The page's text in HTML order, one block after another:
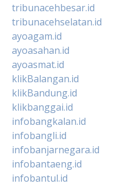
tribunacehbesar.id
tribunacehselatan.id
ayoagam.id
ayoasahan.id
ayoasmat.id
klikBalangan.id
klikBandung.id
klikbanggai.id
infobangkalan.id
infobangli.id
infobanjarnegara.id
infobantaeng.id
infobantul.id